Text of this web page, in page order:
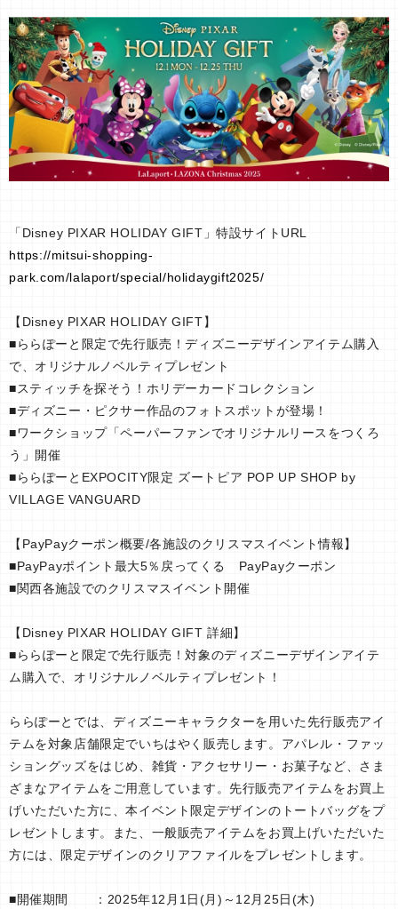
「Disney PIXAR HOLIDAY GIFT」特設サイトURL
https://mitsui-shopping-
park.com/lalaport/special/holidaygift2025/
【Disney PIXAR HOLIDAY GIFT】
■ららぽーと限定で先行販売！ディズニーデザインアイテム購入
で、オリジナルノベルティプレゼント
■スティッチを探そう！ホリデーカードコレクション
■ディズニー・ピクサー作品のフォトスポットが登場！
■ワークショップ「ペーパーファンでオリジナルリースをつくろ
う」開催
■ららぽーとEXPOCITY限定 ズートピア POP UP SHOP by
VILLAGE VANGUARD
【PayPayクーポン概要/各施設のクリスマスイベント情報】
■PayPayポイント最大5％戻ってくる PayPayクーポン
■関西各施設でのクリスマスイベント開催
【Disney PIXAR HOLIDAY GIFT 詳細】
■ららぽーと限定で先行販売！対象のディズニーデザインアイテ
ム購入で、オリジナルノベルティプレゼント！
ららぽーとでは、ディズニーキャラクターを用いた先行販売アイ
テムを対象店舗限定でいちはやく販売します。アパレル・ファッ
ショングッズをはじめ、雑貨・アクセサリー・お菓子など、さま
ざまなアイテムをご用意しています。先行販売アイテムをお買上
げいただいた方に、本イベント限定デザインのトートバッグをプ
レゼントします。また、一般販売アイテムをお買上げいただいた
方には、限定デザインのクリアファイルをプレゼントします。
■開催期間 ：2025年12月1日(月)～12月25日(木)